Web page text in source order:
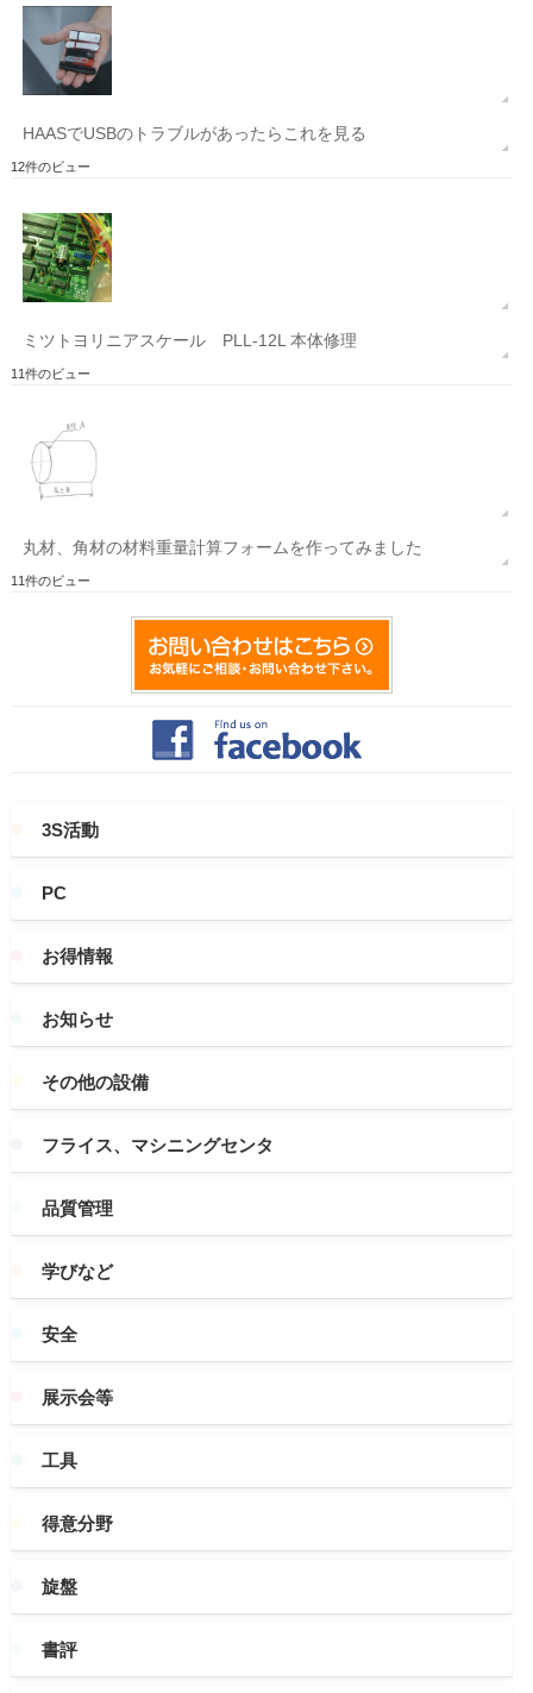
HAASでUSBのトラブルがあったらこれを見る
12件のビュー
ミツトヨリニアスケール PLL-12L 本体修理
11件のビュー
丸材、角材の材料重量計算フォームを作ってみました
11件のビュー
3S活動
PC
お得情報
お知らせ
その他の設備
フライス、マシニングセンタ
品質管理
学びなど
安全
展示会等
工具
得意分野
旋盤
書評